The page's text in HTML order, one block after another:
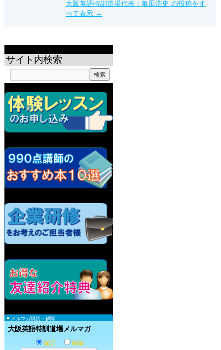
大阪英語特訓道場代表：亀田浩史 の投稿をす
べて表示 →
サイト内検索
メルマガ購読・解除
大阪英語特訓道場メルマガ
購読 解除